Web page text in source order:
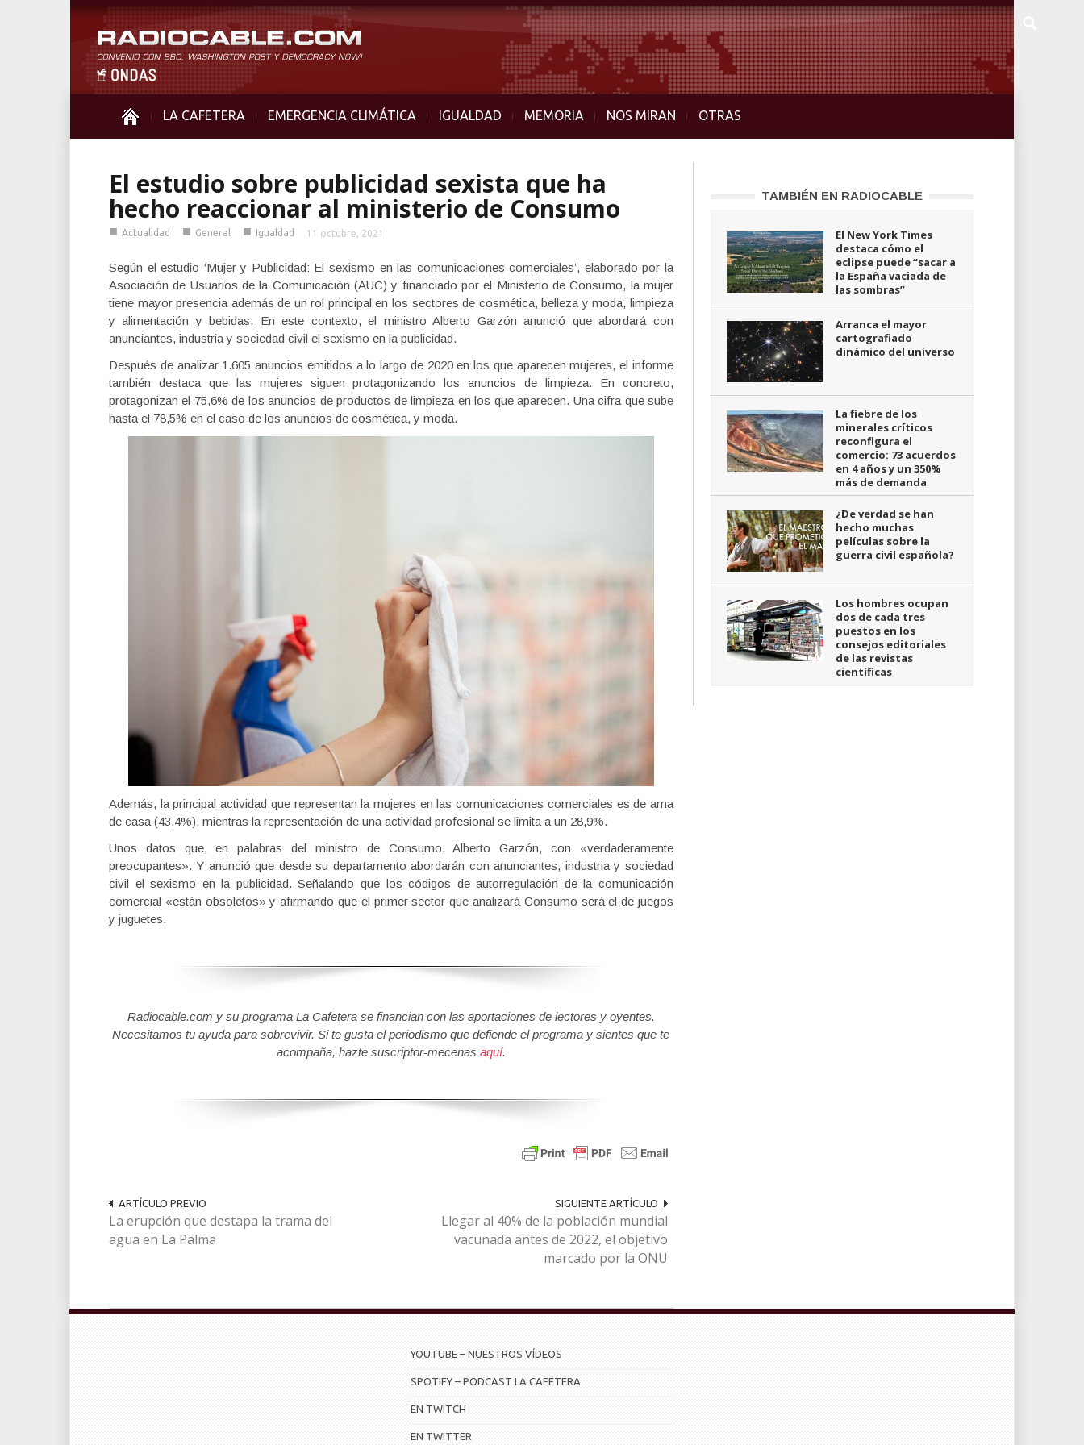
LA CAFETERA EMERGENCIA CLIMÁTICA IGUALDAD MEMORIA NOS MIRAN OTRAS
El estudio sobre publicidad sexista que ha
hecho reaccionar al ministerio de Consumo
■ Actualidad ■ General ■ Igualdad 11 octubre, 2021
Según el estudio ‘Mujer y Publicidad: El sexismo en las comunicaciones comerciales’, elaborado por la
Asociación de Usuarios de la Comunicación (AUC) y financiado por el Ministerio de Consumo, la mujer
tiene mayor presencia además de un rol principal en los sectores de cosmética, belleza y moda, limpieza
y alimentación y bebidas. En este contexto, el ministro Alberto Garzón anunció que abordará con
anunciantes, industria y sociedad civil el sexismo en la publicidad.
Después de analizar 1.605 anuncios emitidos a lo largo de 2020 en los que aparecen mujeres, el informe
también destaca que las mujeres siguen protagonizando los anuncios de limpieza. En concreto,
protagonizan el 75,6% de los anuncios de productos de limpieza en los que aparecen. Una cifra que sube
hasta el 78,5% en el caso de los anuncios de cosmética, y moda.
Además, la principal actividad que representan la mujeres en las comunicaciones comerciales es de ama
de casa (43,4%), mientras la representación de una actividad profesional se limita a un 28,9%.
Unos datos que, en palabras del ministro de Consumo, Alberto Garzón, con «verdaderamente
preocupantes». Y anunció que desde su departamento abordarán con anunciantes, industria y sociedad
civil el sexismo en la publicidad. Señalando que los códigos de autorregulación de la comunicación
comercial «están obsoletos» y afirmando que el primer sector que analizará Consumo será el de juegos
y juguetes.
Radiocable.com y su programa La Cafetera se financian con las aportaciones de lectores y oyentes.
Necesitamos tu ayuda para sobrevivir. Si te gusta el periodismo que defiende el programa y sientes que te
acompaña, hazte suscriptor-mecenas aquí.
ARTÍCULO PREVIO
La erupción que destapa la trama del
agua en La Palma
SIGUIENTE ARTÍCULO
Llegar al 40% de la población mundial
vacunada antes de 2022, el objetivo
marcado por la ONU
TAMBIÉN EN RADIOCABLE
El New York Times
destaca cómo el
eclipse puede “sacar a
la España vaciada de
las sombras”
Arranca el mayor
cartografiado
dinámico del universo
La fiebre de los
minerales críticos
reconfigura el
comercio: 73 acuerdos
en 4 años y un 350%
más de demanda
¿De verdad se han
hecho muchas
películas sobre la
guerra civil española?
Los hombres ocupan
dos de cada tres
puestos en los
consejos editoriales
de las revistas
científicas
YOUTUBE – NUESTROS VÍDEOS
SPOTIFY – PODCAST LA CAFETERA
EN TWITCH
EN TWITTER